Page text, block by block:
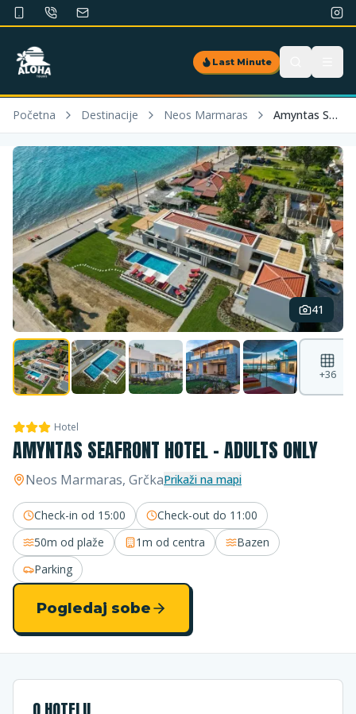
Last Minute
Početna Destinacije Neos Marmaras Amyntas Seafront Hotel - Adults Only
41
+36
Hotel
AMYNTAS SEAFRONT HOTEL - ADULTS ONLY
Neos Marmaras, GrčkaPrikaži na mapi
Check-in od 15:00 Check-out do 11:00
50m od plaže 1m od centra
Bazen
Parking
Pogledaj sobe